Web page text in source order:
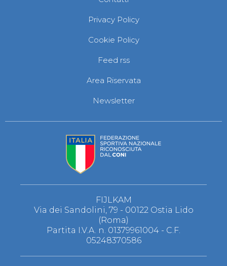
Capoeira
Grappling
BJJ
Pancrazio/Pankration
S'istrumpa
News
Calendario Attività
Difesa Personale MGA
La disciplina
News
Merchandising
Contatti
News
Cookies Accept
Newsletter
Webinar
Corsi Monotematici
Corsi di Specializzazione
Corsi FIJLKAM-FISDIR
Corsi Preparatore Fisico
Edutraining class - Didattica infantile
Corso Direttore di Gara
Privacy Policy
Cookie Policy
Feed rss
Area Riservata
Newsletter
FIJLKAM
Via dei Sandolini, 79 - 00122 Ostia Lido
(Roma)
Partita I.V.A. n. 01379961004 - C.F.
05248370586